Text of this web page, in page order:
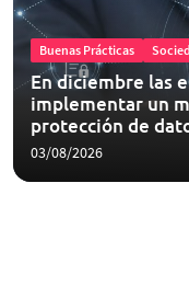
Buenas Prácticas
En diciembre las
implementar un
protección de
03/08/2026